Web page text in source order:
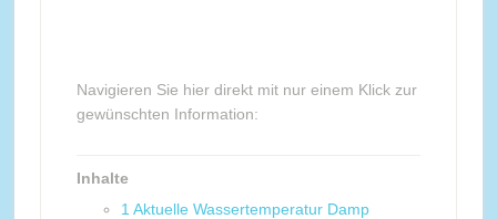
Navigieren Sie hier direkt mit nur einem Klick zur
gewünschten Information:
Inhalte
1 Aktuelle Wassertemperatur Damp